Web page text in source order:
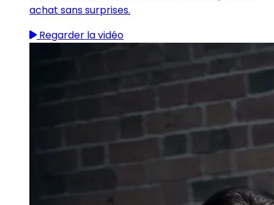
achat sans surprises.
Regarder la vidéo